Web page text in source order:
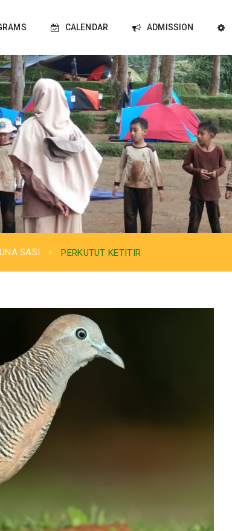
CALENDAR ADMISSION
SASI PERKUTUT KETITIR